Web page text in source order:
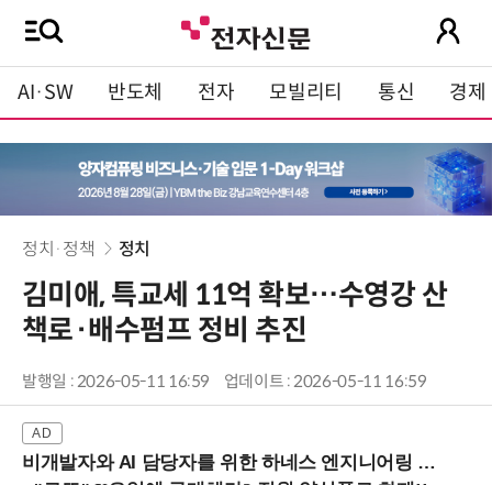
AI·SW 반도체 전자 모빌리티 통신 경제
정치·정책 정치
김미애, 특교세 11억 확보…수영강 산
책로·배수펌프 정비 추진
발행일 : 2026-05-11 16:59 업데이트 : 2026-05-11 16:59
비개발자와 AI 담당자를 위한 하네스 엔지니어링 입문과정 (8/20 신논현역)